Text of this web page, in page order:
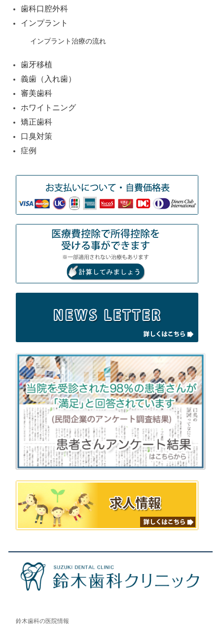
歯科口腔外科
インプラント
インプラント治療の流れ
歯牙移植
義歯（入れ歯）
審美歯科
ホワイトニング
矯正歯科
口臭対策
症例
鈴木歯科の医院情報